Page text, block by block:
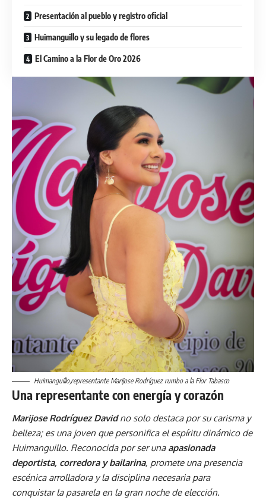
Presentación al pueblo y registro oficial
Huimanguillo y su legado de flores
El Camino a la Flor de Oro 2026
Huimanguillo,representante Marijose Rodríguez rumbo a la Flor Tabasco
Una representante con energía y corazón
Marijose Rodríguez Davidno solo destaca por su carisma y
belleza; es una joven que personifica el espíritu dinámico de
Huimanguillo. Reconocida por ser una apasionada
deportista, corredora y bailarina, promete una presencia
escénica arrolladora y la disciplina necesaria para
conquistar la pasarela en la gran noche de elección.